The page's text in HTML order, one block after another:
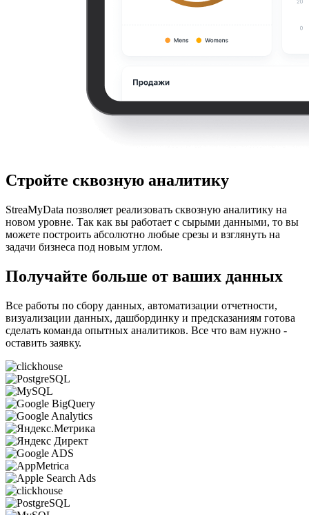
Стройте сквозную аналитику
StreaMyData позволяет реализовать сквозную аналитику на
новом уровне. Так как вы работает с сырыми данными, то вы
можете построить абсолютно любые срезы и взглянуть на
задачи бизнеса под новым углом.
Получайте больше от ваших данных
Все работы по сбору данных, автоматизации отчетности,
визуализации данных, дашбординку и предсказаниям готова
сделать команда опытных аналитиков. Все что вам нужно -
оставить заявку.